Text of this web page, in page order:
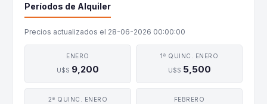
Períodos de Alquiler
Precios actualizados el 28-06-2026 00:00:00
ENERO
U$S 9,200
1ª QUINC. ENERO
U$S 5,500
2ª QUINC. ENERO
FEBRERO